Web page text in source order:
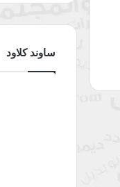
ساوند كلاود